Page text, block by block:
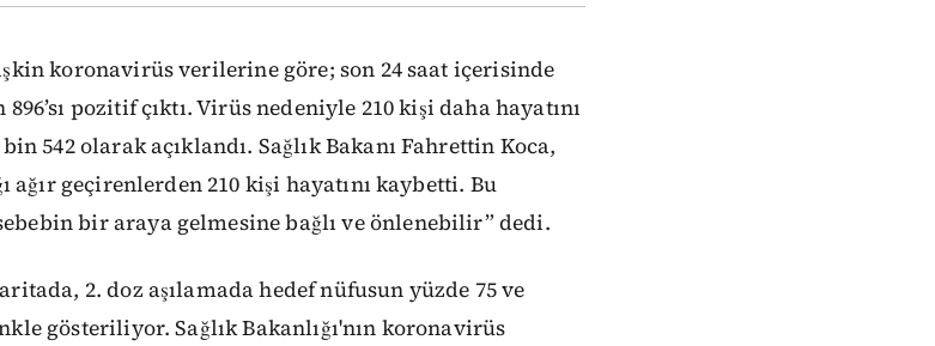
ilişkin koronavirüs verilerine göre; son 24 saat içerisinde
pozitif çıktı. Virüs nedeniyle 210 kişi daha hayatını
542 olarak açıklandı. Sağlık Bakanı Fahrettin Koca,
ağır geçirenlerden 210 kişi hayatını kaybetti. Bu
bir araya gelmesine bağlı ve önlenebilir” dedi.
2. doz aşılamada hedef nüfusun yüzde 75 ve
gösteriliyor. Sağlık Bakanlığı'nın koronavirüs